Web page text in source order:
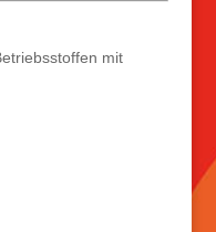
mit